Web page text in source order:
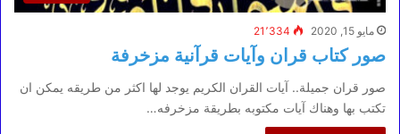
مايو 15, 2020 21٬334
صور كتاب قران وآيات قرآنية مزخرفة
صور قران جميلة.. آيات القران الكريم يوجد لها اكثر من طريقه يمكن ان
تكتب بها وهناك آيات مكتوبه بطريقة مزخرفه…